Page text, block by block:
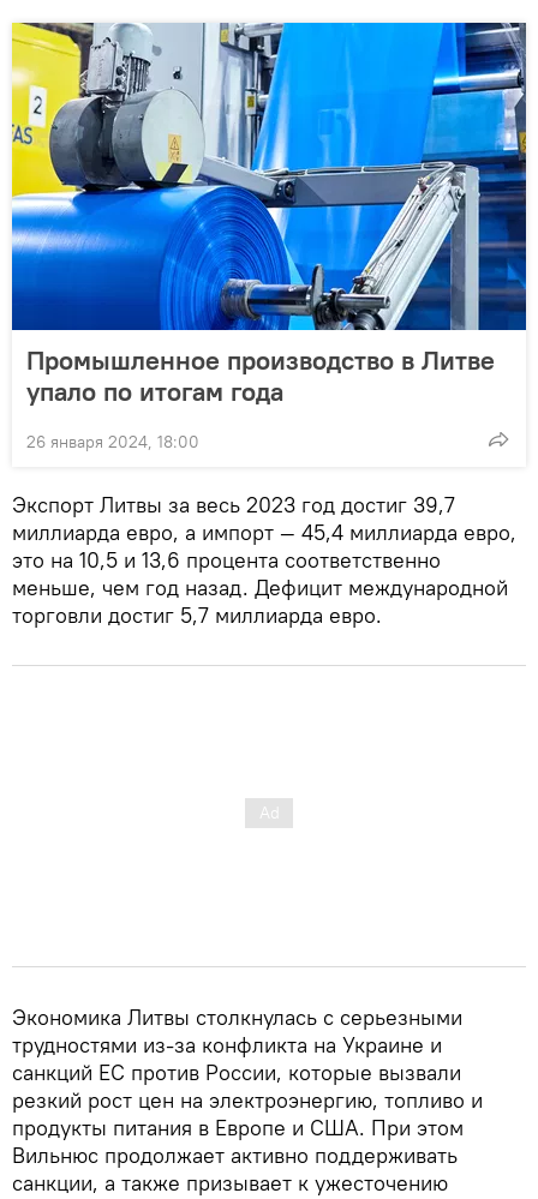
Промышленное производство в Литве
упало по итогам года
26 января 2024, 18:00
Экспорт Литвы за весь 2023 год достиг 39,7
миллиарда евро, а импорт — 45,4 миллиарда евро,
это на 10,5 и 13,6 процента соответственно
меньше, чем год назад. Дефицит международной
торговли достиг 5,7 миллиарда евро.
Экономика Литвы столкнулась с серьезными
трудностями из-за конфликта на Украине и
санкций ЕС против России, которые вызвали
резкий рост цен на электроэнергию, топливо и
продукты питания в Европе и США. При этом
Вильнюс продолжает активно поддерживать
санкции, а также призывает к ужесточению